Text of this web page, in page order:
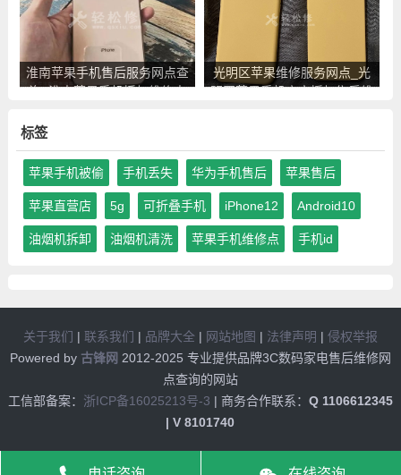
淮南苹果手机售后服务网点查
询_淮南苹果手机授权维修中
光明区苹果维修服务网点_光
明区苹果手机官方授权售后维
标签
苹果手机被偷 手机丢失 华为手机售后 苹果售后
苹果直营店 5g 可折叠手机 iPhone12 Android10
油烟机拆卸 油烟机清洗 苹果手机维修点 手机id
关于我们 | 联系我们 | 品牌大全| 网站地图 | 法律声明 | 侵权举报
Powered by 古锋网 2012-2025 专业提供品牌3C数码家电售后维修网
点查询的网站
工信部备案： 浙ICP备16025213号-3 | 商务合作联系： Q 1106612345
| V 8101740